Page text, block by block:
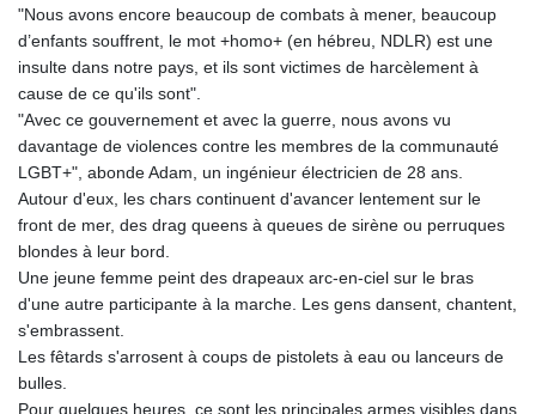
"Nous avons encore beaucoup de combats à mener, beaucoup
d’enfants souffrent, le mot +homo+ (en hébreu, NDLR) est une
insulte dans notre pays, et ils sont victimes de harcèlement à
cause de ce qu'ils sont".
"Avec ce gouvernement et avec la guerre, nous avons vu
davantage de violences contre les membres de la communauté
LGBT+", abonde Adam, un ingénieur électricien de 28 ans.
Autour d'eux, les chars continuent d'avancer lentement sur le
front de mer, des drag queens à queues de sirène ou perruques
blondes à leur bord.
Une jeune femme peint des drapeaux arc-en-ciel sur le bras
d'une autre participante à la marche. Les gens dansent, chantent,
s'embrassent.
Les fêtards s'arrosent à coups de pistolets à eau ou lanceurs de
bulles.
Pour quelques heures, ce sont les principales armes visibles dans